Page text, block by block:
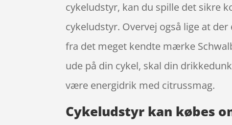
cykeludstyr, kan du spille det sikre
cykeludstyr. Overvej også lige at
fra det meget kendte mærke
ude på din cykel, skal din
være energidrik med citrussmag.
Cykeludstyr kan købes